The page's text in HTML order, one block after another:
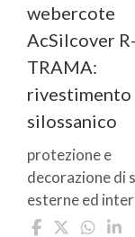
webercote
AcSilcover
TRAMA:
rivestimento
silossanico
protezione e
decorazione di
esterne ed